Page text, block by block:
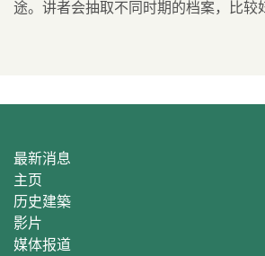
途。讲者会抽取不同时期的档案，比较
最新消息
主页
历史建築
影片
媒体报道